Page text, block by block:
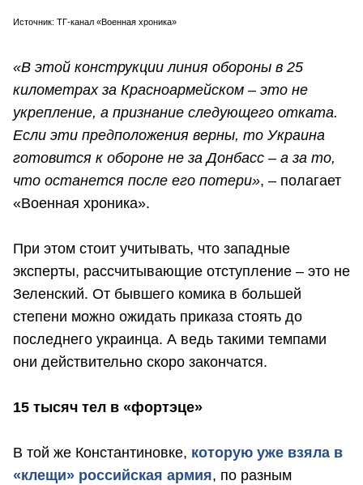
Источник: ТГ-канал «Военная хроника»
«В этой конструкции линия обороны в 25
километрах за Красноармейском – это не
укрепление, а признание следующего отката.
Если эти предположения верны, то Украина
готовится к обороне не за Донбасс – а за то,
что останется после его потери», – полагает
«Военная хроника».
При этом стоит учитывать, что западные
эксперты, рассчитывающие отступление – это не
Зеленский. От бывшего комика в большей
степени можно ожидать приказа стоять до
последнего украинца. А ведь такими темпами
они действительно скоро закончатся.
15 тысяч тел в «фортэце»
В той же Константиновке, которую уже взяла в
«клещи» российская армия, по разным